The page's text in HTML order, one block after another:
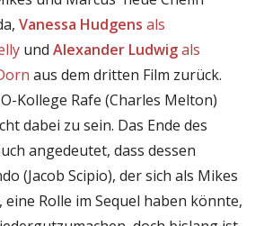
Vanessa Hudgens als
und Alexander Ludwigals
aus dem dritten Film zurück.
Kollege Rafe (Charles Melton)
dabei zu sein. Das Ende des
angedeutet, dass dessen
(Jacob Scipio), der sich als Mikes
Rolle im Sequel haben könnte,